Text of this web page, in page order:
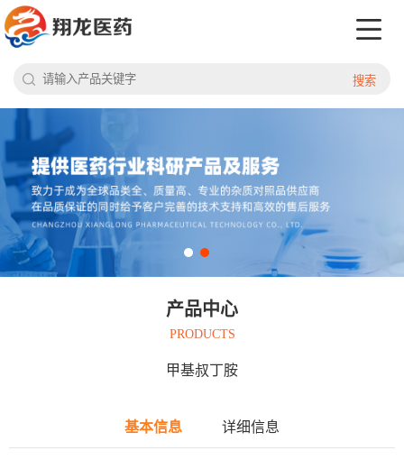
搜索
产品中心
PRODUCTS
甲基叔丁胺
基本信息 详细信息